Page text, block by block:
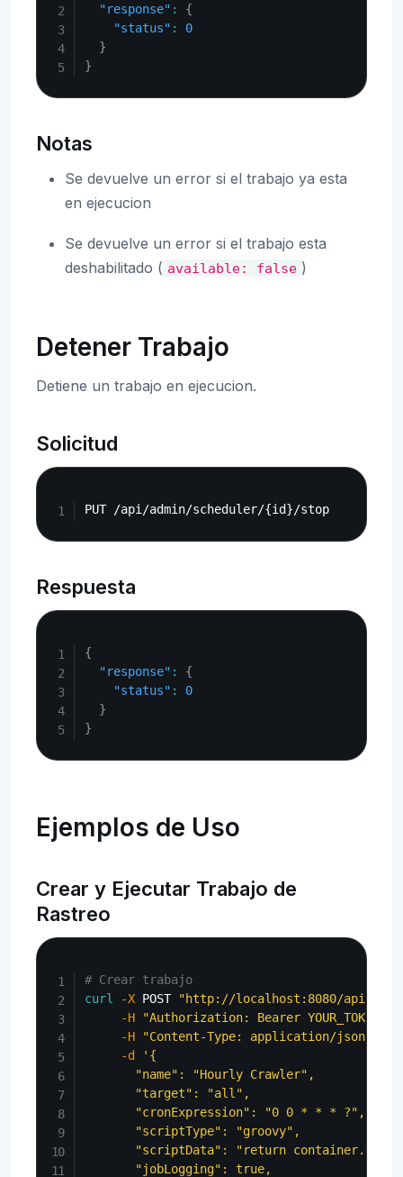
"response" :
{
"status" :
0
}
}
Notas
Se devuelve un error si el trabajo ya esta
en ejecucion
Se devuelve un error si el trabajo esta
deshabilitado ( available: false )
Detener Trabajo
Detiene un trabajo en ejecucion.
Solicitud
Respuesta
{
"response" :
{
"status" :
0
}
}
Ejemplos de Uso
Crear y Ejecutar Trabajo de
Rastreo
# Crear trabajo
curl
-X POST "http://localhost:8080/api/
-H
"Authorization: Bearer YOUR_TOKEN"
-H
"Content-Type: application/json"
-d
'{
       "name": "Hourly Crawler",
       "target": "all",
       "cronExpression": "0 0 * * * ?",
       "scriptType": "groovy",
"scriptData": "return
       "jobLogging": true,